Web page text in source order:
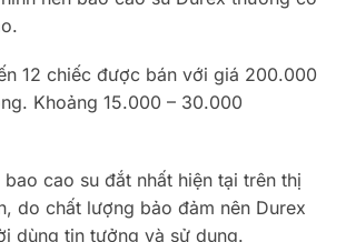
12 chiếc được bán với giá 200.000
Khoảng 15.000 – 30.000
cao su đắt nhất hiện tại trên thị
do chất lượng bảo đảm nên Durex
dùng tin tưởng và sử dụng.